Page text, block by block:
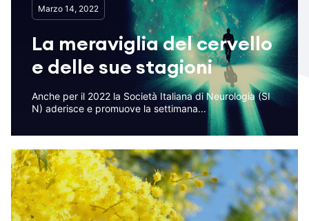
Marzo 14, 2022
La meraviglia del cervello
e delle sue stagioni
Anche per il 2022 la Società Italiana di Neurologia (SI
N) aderisce e promuove la settimana...